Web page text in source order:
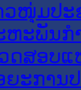
ວໜຸ່ມປະ
ຫະພັນກ
ດສອບແ
ຍະການ